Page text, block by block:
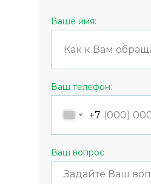
Ваше имя:
Ваш телефон:
+7
Ваш вопрос